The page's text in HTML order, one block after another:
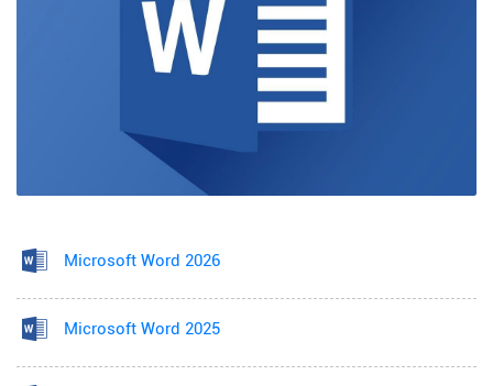
Microsoft Word 2026
Microsoft Word 2025